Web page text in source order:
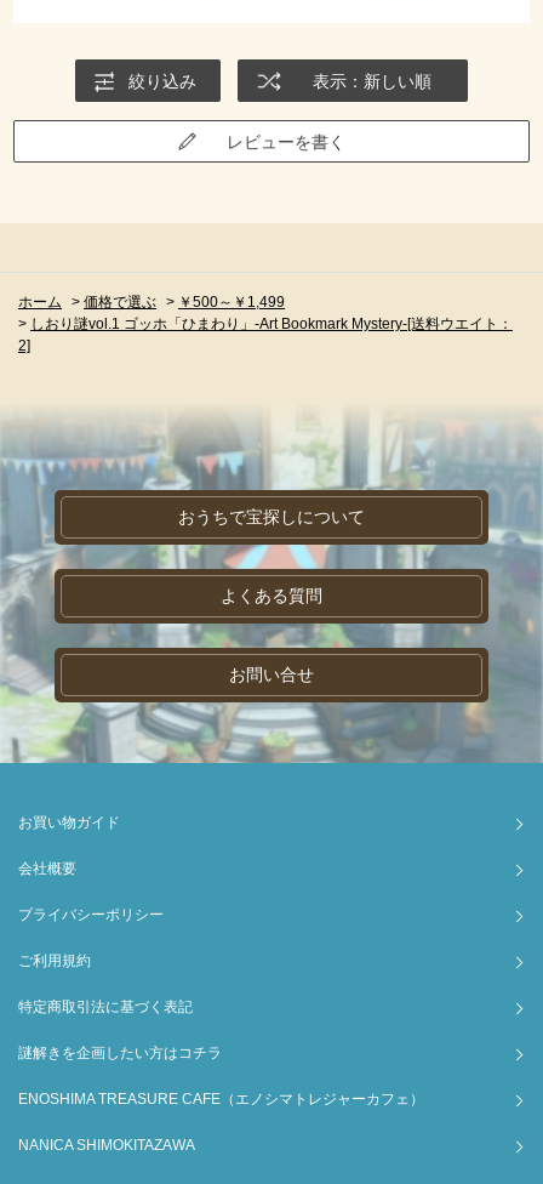
絞り込み 表示：新しい順
レビューを書く
ホーム > 価格で選ぶ > ￥500～￥1,499
> しおり謎vol.1 ゴッホ「ひまわり」-Art Bookmark Mystery-[送料ウエイト：
2]
おうちで宝探しについて
よくある質問
お問い合せ
お買い物ガイド
会社概要
プライバシーポリシー
ご利用規約
特定商取引法に基づく表記
謎解きを企画したい方はコチラ
ENOSHIMA TREASURE CAFE（エノシマトレジャーカフェ）
NANICA SHIMOKITAZAWA